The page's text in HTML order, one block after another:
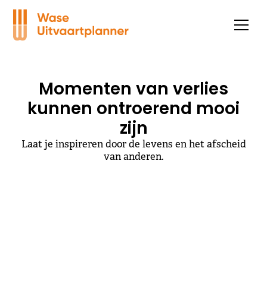
Momenten van verlies
kunnen ontroerend mooi
zijn
Laat je inspireren door de levens en het afscheid
van anderen.